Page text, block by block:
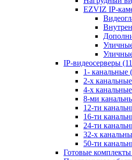
EZVIZ IP-
IP-видеосерверы
1- канальные
2-х канальные
4-х канальные
8-ми
12-ти
16-ти
24-ти
32-х
50-ти
Готовые